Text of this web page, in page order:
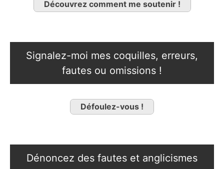
Découvrez comment me soutenir !
Signalez-moi mes coquilles, erreurs,
fautes ou omissions !
Défoulez-vous !
Dénoncez des fautes et anglicismes